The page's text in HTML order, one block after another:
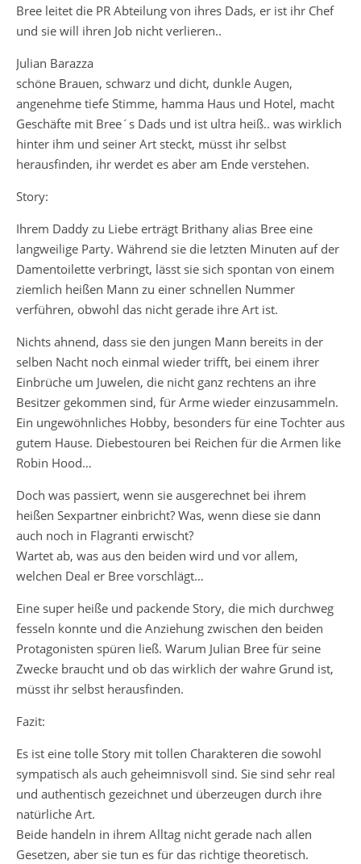
Bree leitet die PR Abteilung von ihres Dads, er ist ihr Chef
und sie will ihren Job nicht verlieren..
Julian Barazza
schöne Brauen, schwarz und dicht, dunkle Augen,
angenehme tiefe Stimme, hamma Haus und Hotel, macht
Geschäfte mit Bree´s Dads und ist ultra heiß.. was wirklich
hinter ihm und seiner Art steckt, müsst ihr selbst
herausfinden, ihr werdet es aber am Ende verstehen.
Story:
Ihrem Daddy zu Liebe erträgt Brithany alias Bree eine
langweilige Party. Während sie die letzten Minuten auf der
Damentoilette verbringt, lässt sie sich spontan von einem
ziemlich heißen Mann zu einer schnellen Nummer
verführen, obwohl das nicht gerade ihre Art ist.
Nichts ahnend, dass sie den jungen Mann bereits in der
selben Nacht noch einmal wieder trifft, bei einem ihrer
Einbrüche um Juwelen, die nicht ganz rechtens an ihre
Besitzer gekommen sind, für Arme wieder einzusammeln.
Ein ungewöhnliches Hobby, besonders für eine Tochter aus
gutem Hause. Diebestouren bei Reichen für die Armen like
Robin Hood…
Doch was passiert, wenn sie ausgerechnet bei ihrem
heißen Sexpartner einbricht? Was, wenn diese sie dann
auch noch in Flagranti erwischt?
Wartet ab, was aus den beiden wird und vor allem,
welchen Deal er Bree vorschlägt…
Eine super heiße und packende Story, die mich durchweg
fesseln konnte und die Anziehung zwischen den beiden
Protagonisten spüren ließ. Warum Julian Bree für seine
Zwecke braucht und ob das wirklich der wahre Grund ist,
müsst ihr selbst herausfinden.
Fazit:
Es ist eine tolle Story mit tollen Charakteren die sowohl
sympatisch als auch geheimnisvoll sind. Sie sind sehr real
und authentisch gezeichnet und überzeugen durch ihre
natürliche Art.
Beide handeln in ihrem Alltag nicht gerade nach allen
Gesetzen, aber sie tun es für das richtige theoretisch.